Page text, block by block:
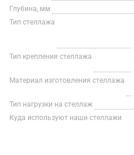
Глубина, мм
Тип стеллажа
Тип крепления стеллажа
Материал изготовления стеллажа
Тип нагрузки на стеллаж
Куда используют наши стеллажи